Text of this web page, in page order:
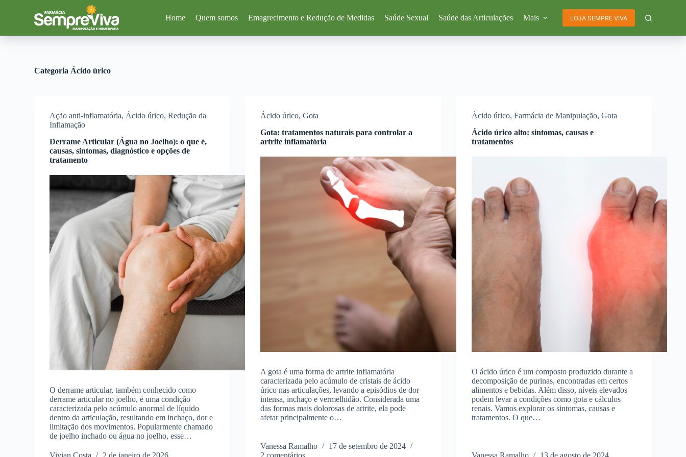
a
Home Quem somos Emagrecimento e Redução de Medidas Saúde Sexual Saúde das Articulações Mais LOJA SEMPRE VIVA
Categoria Ácido úrico
Ação anti-inflamatória, Ácido úrico,Redução da
Inflamação
Derrame Articular (Água no Joelho): o que é,
causas, sintomas, diagnóstico e opções de
tratamento
O derrame articular, também conhecido como
derrame articular no joelho, é uma condição
caracterizada pelo acúmulo anormal de líquido
dentro da articulação, resultando em inchaço, dor e
limitação dos movimentos. Popularmente chamado
de joelho inchado ou água no joelho, esse…
Ácido úrico,Gota
Gota: tratamentos naturais para controlar a
artrite inflamatória
A gota é uma forma de artrite inflamatória
caracterizada pelo acúmulo de cristais de ácido
úrico nas articulações, levando a episódios de dor
intensa, inchaço e vermelhidão. Considerada uma
das formas mais dolorosas de artrite, ela pode
afetar principalmente o…
Vanessa Ramalho
17 de setembro de 2024
Ácido úrico, Farmácia de Manipulação, Gota
Ácido úrico alto: sintomas, causas e
tratamentos
O ácido úrico é um composto produzido durante a
decomposição de purinas, encontradas em certos
alimentos e bebidas. Além disso, níveis elevados
podem levar a condições como gota e cálculos
renais. Vamos explorar os sintomas, causas e
tratamentos. O que…